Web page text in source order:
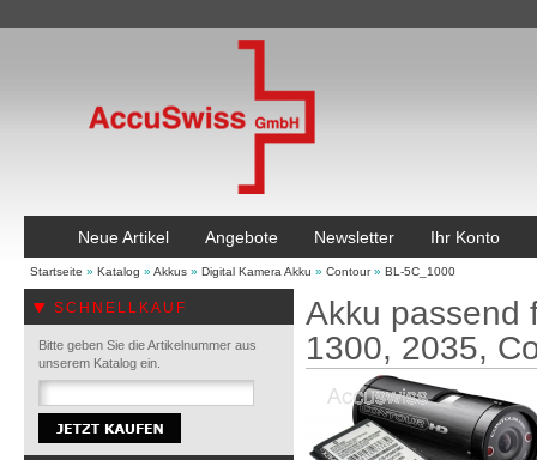
Neue Artikel Angebote Newsletter Ihr Konto
Startseite » Katalog » Akkus » Digital Kamera Akku » Contour» BL-5C_1000
SCHNELLKAUF
Bitte geben Sie die Artikelnummer aus
unserem Katalog ein.
Akku passend
1300, 2035,